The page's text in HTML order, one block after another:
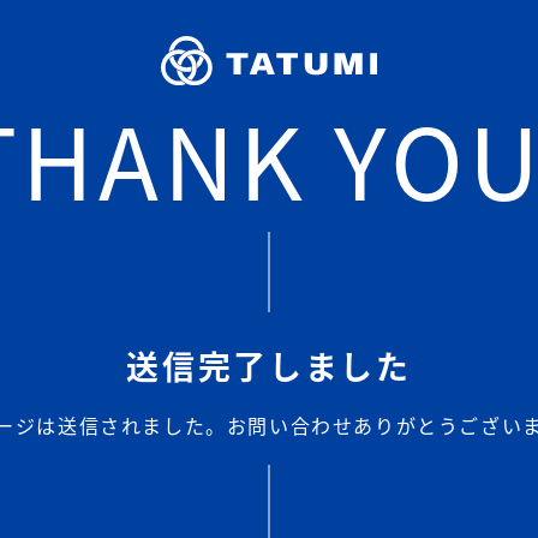
送信完了しました
ジは送信されました。お問い合わせありがとうございま